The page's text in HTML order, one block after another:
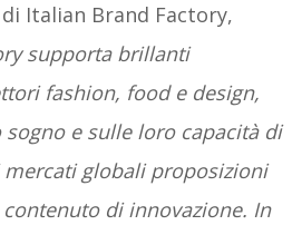
Italian Brand Factory,
supporta brillanti
fashion, food e design,
e sulle loro capacità di
globali proposizioni
di innovazione. In